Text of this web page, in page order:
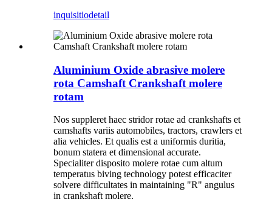
inquisitiodetail
Aluminium Oxide abrasive molere
rota Camshaft Crankshaft molere
rotam
Nos suppleret haec stridor rotae ad crankshafts et
camshafts variis automobiles, tractors, crawlers et
alia vehicles. Et qualis est a uniformis duritia,
bonum statera et dimensional accurate.
Specialiter disposito molere rotae cum altum
temperatus biving technology potest efficaciter
solvere difficultates in maintaining "R" angulus
in crankshaft molere.